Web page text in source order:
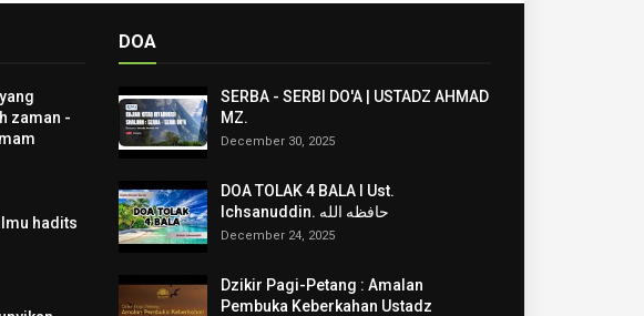
zaman -
hadits
DOA
SERBA - SERBI DO'A | USTADZ AHMAD
MZ.
December 30, 2025
DOA TOLAK 4 BALA I Ust.
Ichsanuddin. حافظه الله
December 24, 2025
Dzikir Pagi-Petang : Amalan
Pembuka Keberkahan Ustadz